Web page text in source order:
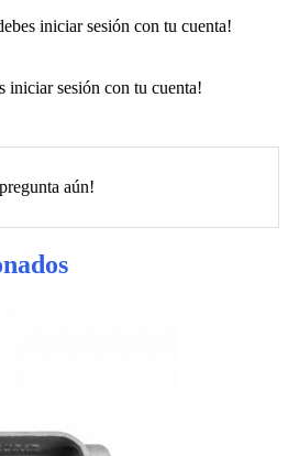
iniciar sesión con tu cuenta!
iniciar sesión con tu cuenta!
aún!